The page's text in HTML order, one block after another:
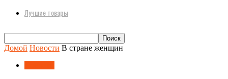
Лучшие товары
Домой Новости В стране женщин